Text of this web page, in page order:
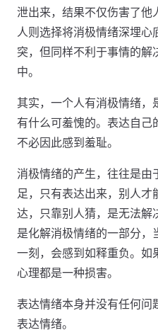
泄出来，结果不仅伤害了他
人则选择将消极情绪深埋心
突，但同样不利于事情的解
中。
其实，一个人有消极情绪，
有什么可羞愧的。表达自己
不必因此感到羞耻。
消极情绪的产生，往往是由
足，只有表达出来，别人才
达，只靠别人猜，是无法解
是化解消极情绪的一部分，
一刻，会感到如释重负。如
心理都是一种损害。
表达情绪本身并没有任何问
表达情绪。